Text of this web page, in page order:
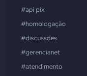
#api pix
#homologação
#discussões
#gerencianet
#atendimento